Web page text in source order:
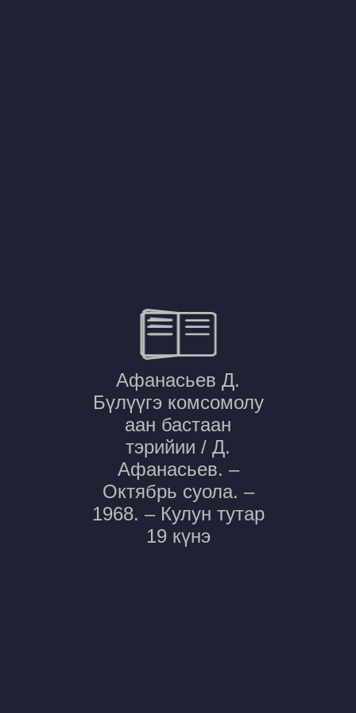
Афанасьев Д.
Бүлүүгэ комсомолу
аан бастаан
тэрийии / Д.
Афанасьев. –
Октябрь суола. –
1968. – Кулун тутар
19 күнэ